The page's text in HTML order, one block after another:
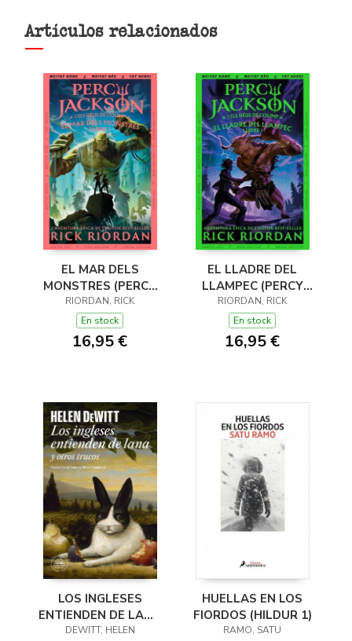
Artículos relacionados
EL MAR DELS
MONSTRES (PERCY
JACKSON I ELS DÉUS
DE L'OLIMP 2)
RIORDAN, RICK
En stock
16,95 €
EL LLADRE DEL
LLAMPEC (PERCY
JACKSON I ELS DÉUS
DE L'OLIMP 1)
RIORDAN, RICK
En stock
16,95 €
LOS INGLESES
ENTIENDEN DE LANA
(Y OTROS TRUCOS)
DEWITT, HELEN
HUELLAS EN LOS
FIORDOS (HILDUR 1)
RAMO, SATU